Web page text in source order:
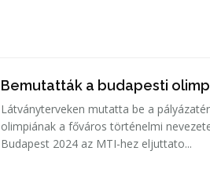
Bemutatták a budapesti
Látványterveken mutatta be a
olimpiának a főváros történelmi
Budapest 2024 az MTI-hez eljuttato...